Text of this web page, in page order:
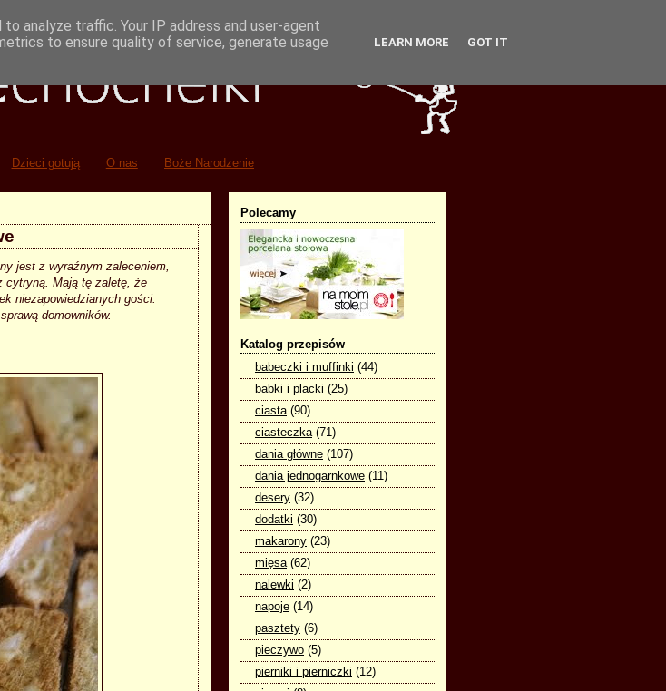
Dzieci gotują O nas Boże Narodzenie
jest z wyraźnym zaleceniem,
cytryną. Mają tę zaletę, że
niezapowiedzianych gości.
domowników.
Polecamy
Katalog przepisów
babeczki i muffinki (44)
babki i placki (25)
ciasta (90)
ciasteczka (71)
dania główne (107)
dania jednogarnkowe (11)
desery (32)
dodatki (30)
makarony (23)
mięsa (62)
nalewki (2)
napoje (14)
pasztety (6)
pieczywo (5)
pierniki i pierniczki (12)
analyze traffic. Your IP address and user-agent
to ensure quality of service, generate usage
LEARN MORE GOT IT